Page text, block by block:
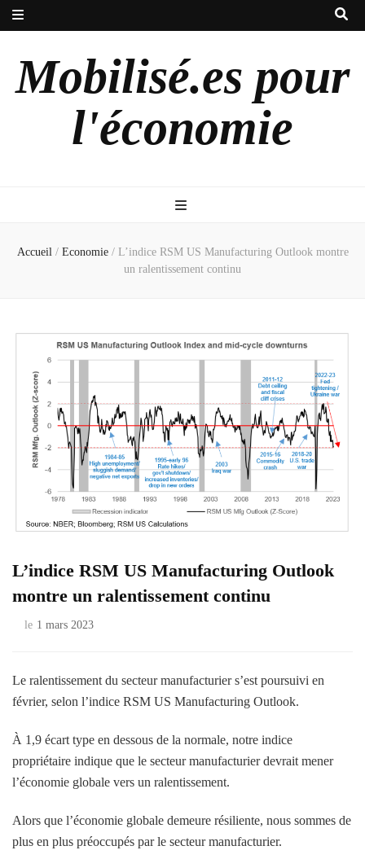
Mobilisé.es pour
l'économie
Accueil / Economie / L’indice RSM US Manufacturing Outlook montre
un ralentissement continu
L’indice RSM US Manufacturing Outlook
montre un ralentissement continu
le 1 mars 2023
Le ralentissement du secteur manufacturier s’est poursuivi en
février, selon l’indice RSM US Manufacturing Outlook.
À 1,9 écart type en dessous de la normale, notre indice
propriétaire indique que le secteur manufacturier devrait mener
l’économie globale vers un ralentissement.
Alors que l’économie globale demeure résiliente, nous sommes de
plus en plus préoccupés par le secteur manufacturier.